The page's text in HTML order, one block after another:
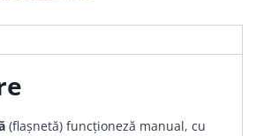
(flașnetă) funcționeză manual, cu